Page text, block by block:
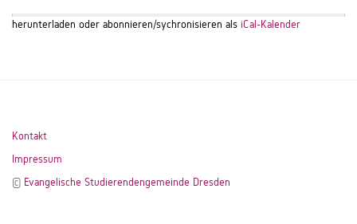
herunterladen oder abonnieren/sychronisieren als iCal-Kalender
Kontakt
Impressum
© Evangelische Studierendengemeinde Dresden